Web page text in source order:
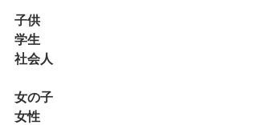
子供
学生
社会人
女の子
女性